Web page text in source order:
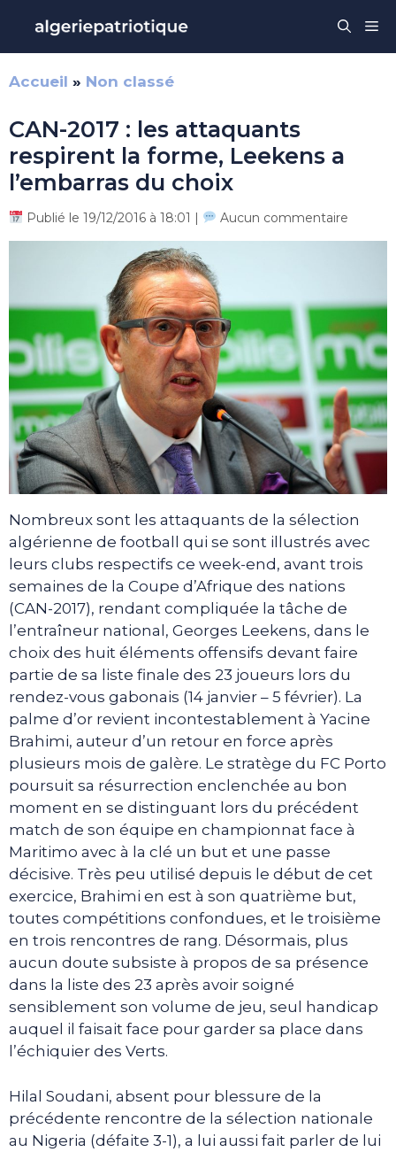
contenu
Accueil » Non classé
CAN-2017 : les attaquants
respirent la forme, Leekens a
l’embarras du choix
Publié le 19/12/2016 à 18:01 | Aucun commentaire
Nombreux sont les attaquants de la sélection
algérienne de football qui se sont illustrés avec
leurs clubs respectifs ce week-end, avant trois
semaines de la Coupe d’Afrique des nations
(CAN-2017), rendant compliquée la tâche de
l’entraîneur national, Georges Leekens, dans le
choix des huit éléments offensifs devant faire
partie de sa liste finale des 23 joueurs lors du
rendez-vous gabonais (14 janvier – 5 février). La
palme d’or revient incontestablement à Yacine
Brahimi, auteur d’un retour en force après
plusieurs mois de galère. Le stratège du FC Porto
poursuit sa résurrection enclenchée au bon
moment en se distinguant lors du précédent
match de son équipe en championnat face à
Maritimo avec à la clé un but et une passe
décisive. Très peu utilisé depuis le début de cet
exercice, Brahimi en est à son quatrième but,
toutes compétitions confondues, et le troisième
en trois rencontres de rang. Désormais, plus
aucun doute subsiste à propos de sa présence
dans la liste des 23 après avoir soigné
sensiblement son volume de jeu, seul handicap
auquel il faisait face pour garder sa place dans
l’échiquier des Verts.
Hilal Soudani, absent pour blessure de la
précédente rencontre de la sélection nationale
au Nigeria (défaite 3-1), a lui aussi fait parler de lui